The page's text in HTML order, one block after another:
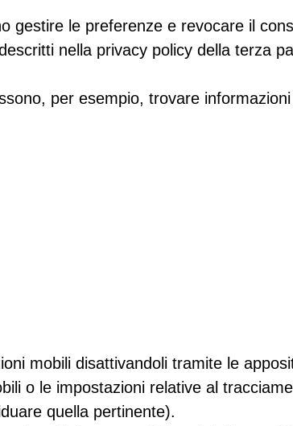
gestire le preferenze e revocare il
nella privacy policy della terza
per esempio, trovare
mobili disattivandoli tramite le
o le impostazioni relative al
quella pertinente).